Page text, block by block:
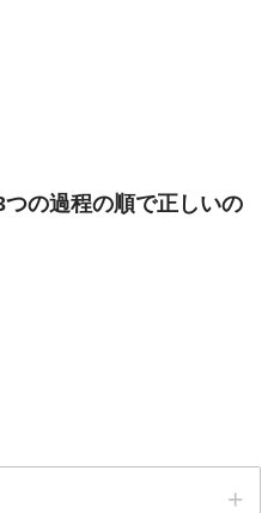
の過程の順で正しいの